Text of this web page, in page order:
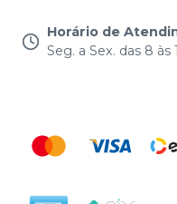
Horário de
Seg. a Sex. das 8 às